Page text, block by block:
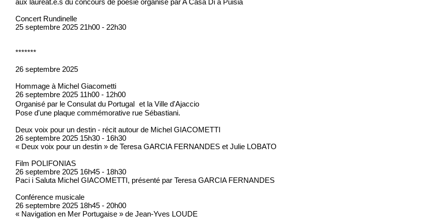
Concert Rundinelle
25 septembre 2025 21h00 - 22h30
*******
26 septembre 2025
Hommage à Michel Giacometti
26 septembre 2025 11h00 - 12h00
Organisé par le Consulat du Portugal et la Ville d'Ajaccio
Pose d'une plaque commémorative rue Sébastiani.
Deux voix pour un destin - récit autour de Michel GIACOMETTI
26 septembre 2025 15h30 - 16h30
« Deux voix pour un destin » de Teresa GARCIA FERNANDES et Julie LOBATO
Film POLIFONIAS
26 septembre 2025 16h45 - 18h30
Paci i Saluta Michel GIACOMETTI, présenté par Teresa GARCIA FERNANDES
Conférence musicale
26 septembre 2025 18h45 - 20h00
« Navigation en Mer Portugaise » de Jean-Yves LOUDE